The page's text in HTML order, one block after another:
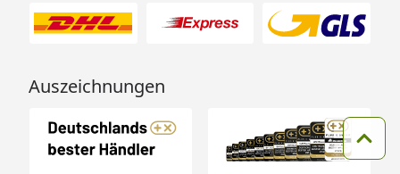
Auszeichnungen